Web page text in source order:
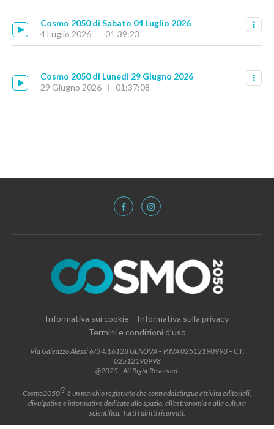
Cosmo 2050 di Sabato 04 Luglio 2026
4 Luglio 2026
01:39:23
Cosmo 2050 di Lunedì 29 Giugno 2026
29 Giugno 2026
01:37:08
Informativa sui cookie
Informativa sulla privacy
Termini e condizioni d’uso
Via Galeazzo Alessi 6/3 A 16128 GENOVA – P.IVA 02512190998 – C.F.
02512190998
@2025 - All Right Reserved.
Cosmo2050®è un marchio registrato che contraddistingue attività editoriali,
divulgative e informative dedicate allo spazio, all’astronomia e alla cultura
scientifica. Tutti i diritti riservati.